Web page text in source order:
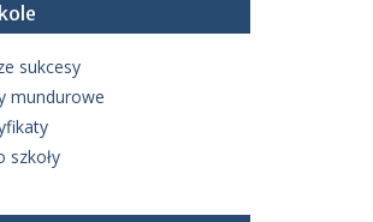
sukcesy
mundurowe
szkoły